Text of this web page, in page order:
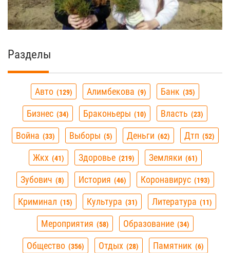
Разделы
Авто 129 Алимбекова 9 Банк 35
Бизнес 34 Браконьеры 10 Власть 23
Война 33 Выборы 5 Деньги 62 Дтп 52
Жкх 41 Здоровье 219 Земляки 61
Зубович 8 История 46 Коронавирус 193
Криминал 15 Культура 31 Литература 11
Мероприятия 58 Образование 34
Общество 356 Отдых 28 Памятник 6